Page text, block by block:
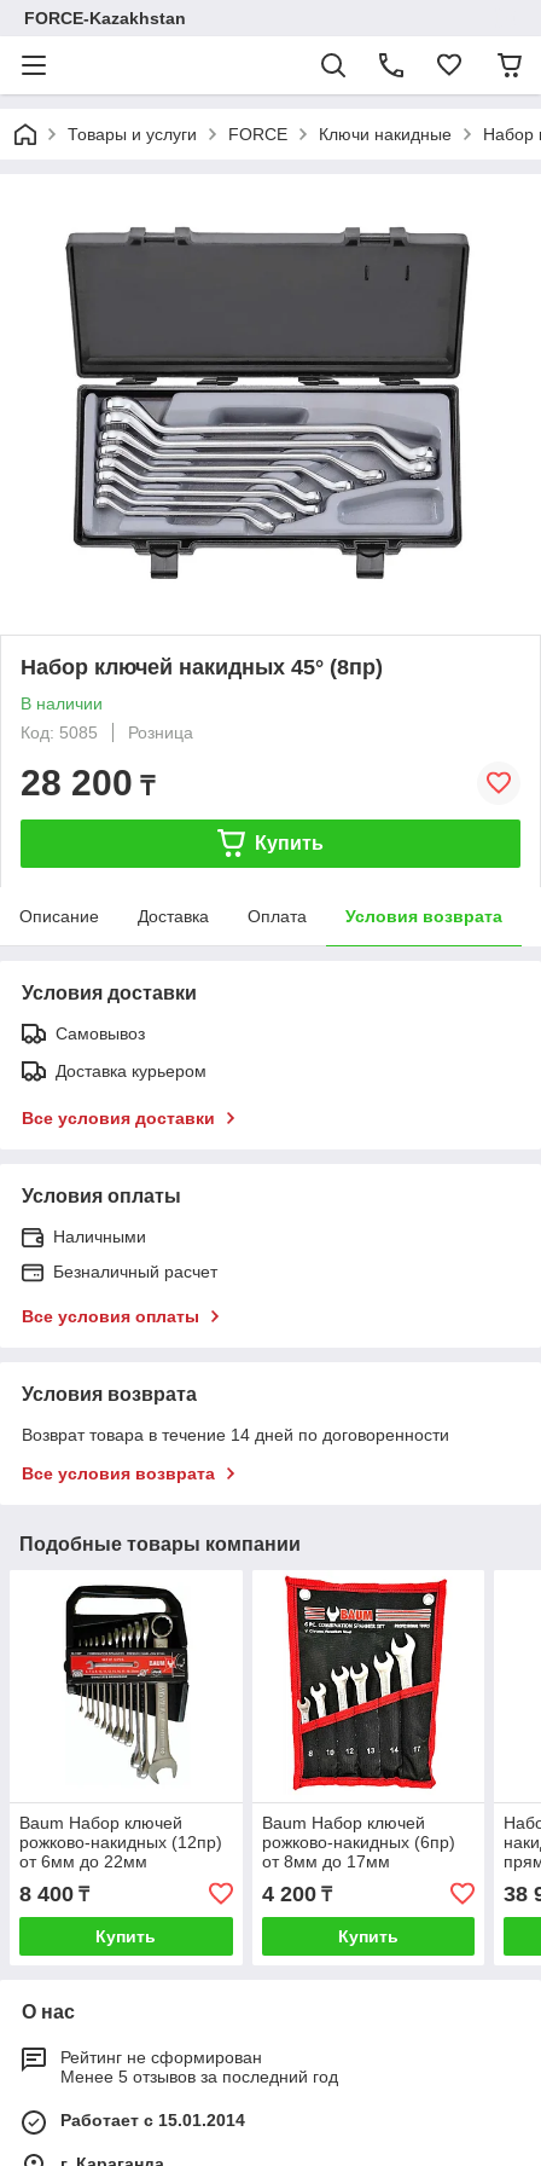
FORCE-Kazakhstan
Товары и услуги FORCE Ключи накидные Набор
Набор ключей накидных 45° (8пр)
В наличии
Код: 5085
Розница
28 200 ₸
Купить
Описание Доставка Оплата Условия возврата
Условия доставки
Самовывоз
Доставка курьером
Все условия доставки
Условия оплаты
Наличными
Безналичный расчет
Все условия оплаты
Условия возврата
Возврат товара в течение 14 дней по договоренности
Все условия возврата
Подобные товары компании
Baum Набор ключей
рожково-накидных (12пр)
от 6мм до 22мм
8 400 ₸
Купить
Baum Набор ключей
рожково-накидных (6пр)
от 8мм до 17мм
4 200₸
Купить
38
О нас
Рейтинг не сформирован
Менее 5 отзывов за последний год
Работает с 15.01.2014